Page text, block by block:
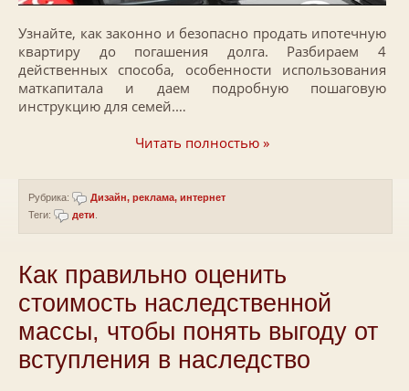
Узнайте, как законно и безопасно продать ипотечную
квартиру до погашения долга. Разбираем 4
действенных способа, особенности использования
маткапитала и даем подробную пошаговую
инструкцию для семей.…
Читать полностью »
Рубрика:
Дизайн, реклама, интернет
Теги:
дети
Как правильно оценить
стоимость наследственной
массы, чтобы понять выгоду от
вступления в наследство